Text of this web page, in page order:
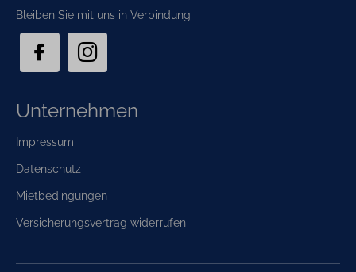
Bleiben Sie mit uns in Verbindung
Unternehmen
überspringen
Impressum
Datenschutz
Mietbedingungen
Versicherungsvertrag widerrufen